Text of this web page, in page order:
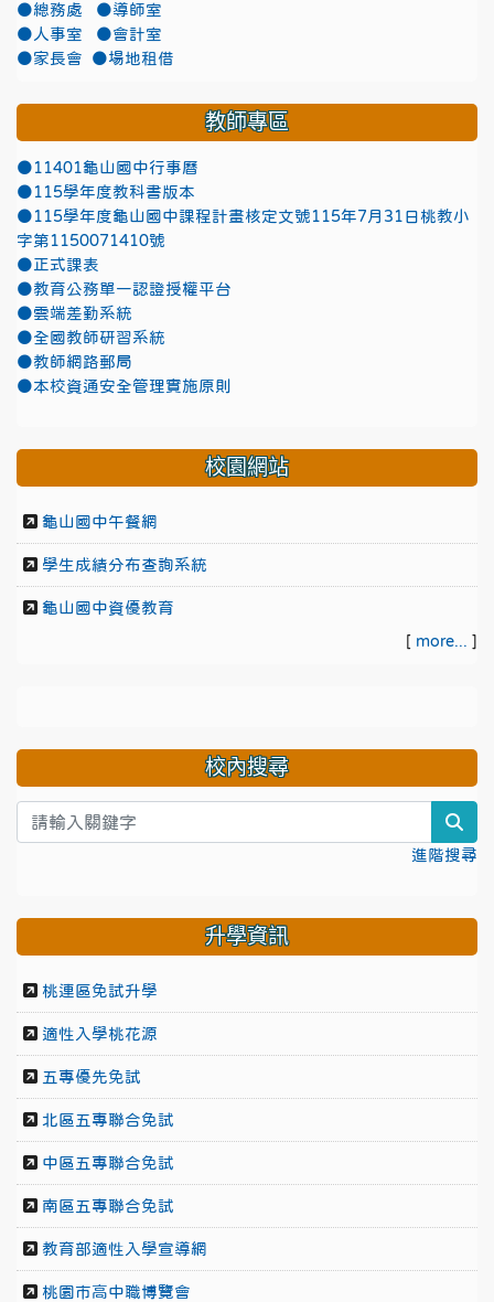
●總務處
●導師室
●人事室
●會計室
●家長會
●場地租借
教師專區
●11401龜山國中行事曆
●115學年度教科書版本
●115學年度龜山國中課程計畫核定文號115年7月31日桃教小
字第1150071410號
●正式課表
●教育公務單一認證授權平台
●雲端差勤系統
●全國教師研習系統
●教師網路郵局
●本校資通安全管理實施原則
校園網站
龜山國中午餐網
學生成績分布查詢系統
龜山國中資優教育
[ more... ]
校內搜尋
進階搜尋
升學資訊
桃連區免試升學
適性入學桃花源
五專優先免試
北區五專聯合免試
中區五專聯合免試
南區五專聯合免試
教育部適性入學宣導網
桃園市高中職博覽會